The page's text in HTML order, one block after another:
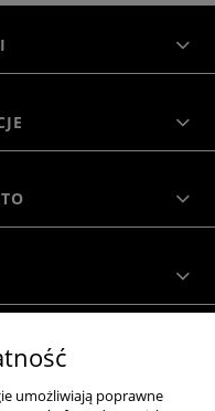
umożliwiają poprawne